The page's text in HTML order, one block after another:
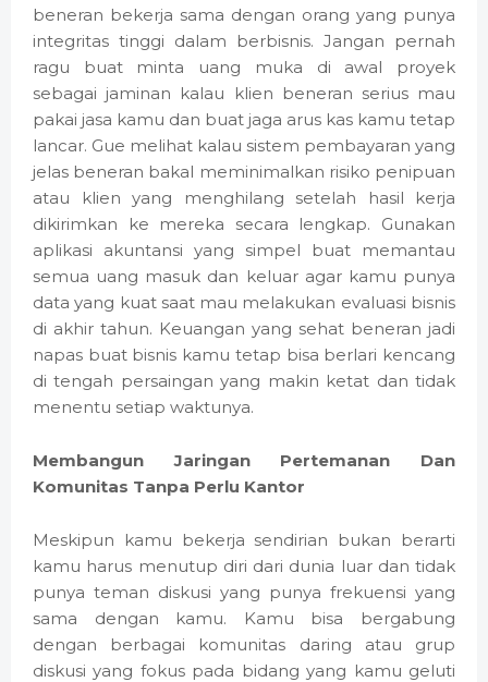
beneran bekerja sama dengan orang yang punya
integritas tinggi dalam berbisnis. Jangan pernah
ragu buat minta uang muka di awal proyek
sebagai jaminan kalau klien beneran serius mau
pakai jasa kamu dan buat jaga arus kas kamu tetap
lancar. Gue melihat kalau sistem pembayaran yang
jelas beneran bakal meminimalkan risiko penipuan
atau klien yang menghilang setelah hasil kerja
dikirimkan ke mereka secara lengkap. Gunakan
aplikasi akuntansi yang simpel buat memantau
semua uang masuk dan keluar agar kamu punya
data yang kuat saat mau melakukan evaluasi bisnis
di akhir tahun. Keuangan yang sehat beneran jadi
napas buat bisnis kamu tetap bisa berlari kencang
di tengah persaingan yang makin ketat dan tidak
menentu setiap waktunya.
Membangun Jaringan Pertemanan Dan
Komunitas Tanpa Perlu Kantor
Meskipun kamu bekerja sendirian bukan berarti
kamu harus menutup diri dari dunia luar dan tidak
punya teman diskusi yang punya frekuensi yang
sama dengan kamu. Kamu bisa bergabung
dengan berbagai komunitas daring atau grup
diskusi yang fokus pada bidang yang kamu geluti